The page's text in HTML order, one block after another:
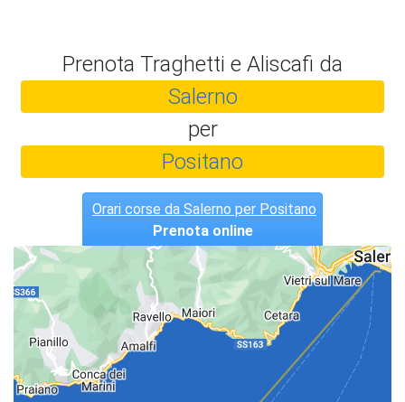
Prenota Traghetti e Aliscafi da
Salerno
per
Positano
Orari corse da Salerno per Positano
Prenota online